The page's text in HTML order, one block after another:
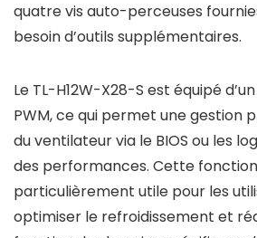
quatre vis auto-perceuses
besoin d’outils supplémentaires.
Le TL-H12W-X28-S est équipé
PWM, ce qui permet une gestion
du ventilateur via le BIOS ou les
des performances. Cette
particulièrement utile pour les
optimiser le refroidissement et